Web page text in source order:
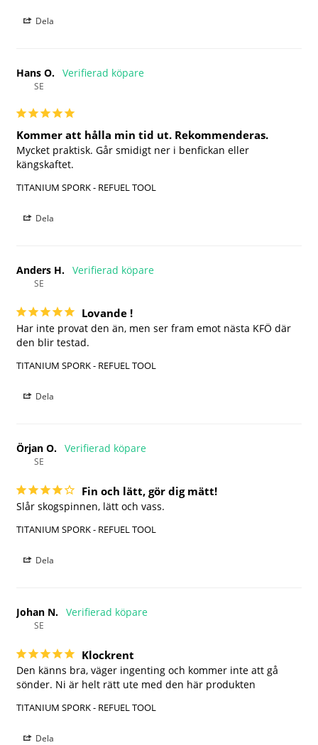
Dela
Hans O.
SE
Kommer att hålla min tid ut. Rekommenderas.
Mycket praktisk. Går smidigt ner i benfickan eller
kängskaftet.
TITANIUM SPORK - REFUEL TOOL
Dela
Anders H.
SE
Lovande !
Har inte provat den än, men ser fram emot nästa KFÖ där
den blir testad.
TITANIUM SPORK - REFUEL TOOL
Dela
Örjan O.
SE
Fin och lätt, gör dig mätt!
Slår skogspinnen, lätt och vass.
TITANIUM SPORK - REFUEL TOOL
Dela
Johan N.
SE
Klockrent
Den känns bra, väger ingenting och kommer inte att gå
sönder. Ni är helt rätt ute med den här produkten
TITANIUM SPORK - REFUEL TOOL
Dela